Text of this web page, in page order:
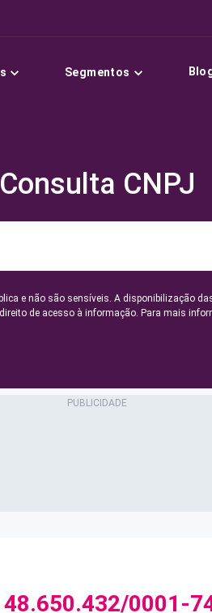
Segmentos
Consulta CNPJ
e não são sensíveis. A disponibilização
de acesso à informação. Para mais
48.650.432/0001-